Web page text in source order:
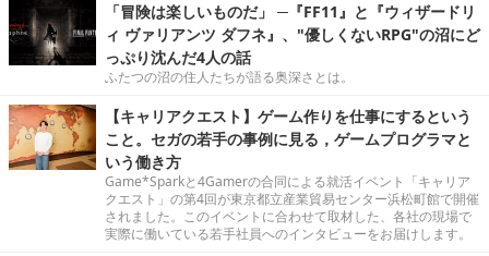
「冒険は楽しいものだ」 ─『FF11』と『ウィザードリ
ィ ヴァリアンツ ダフネ』、"優しくないRPG"の沼にど
っぷり沈んだ4人の話
ふたつの沼の住人たちが語る奥深さとは。
【キャリアクエスト】ゲーム作りを仕事にするという
こと。セガの若手の事例に見る，ゲームプログラマと
いう働き方
Game*Sparkと4Gamerの合同による就活イベント「キャリア
クエスト」の第4回が東京都立産業貿易センター浜松町館で開催
されました。このイベントに合わせて取材した、各社の現場で
実際に働いている若手社員へのインタビューをお届けします。